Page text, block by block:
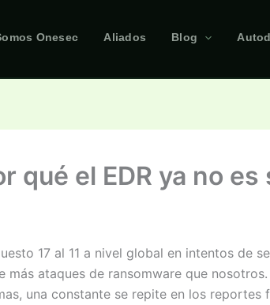
Onesec Aliados Blog
qué el EDR ya no
17 al 11 a nivel global en intentos de
más ataques de ransomware que
una constante se repite en los reportes